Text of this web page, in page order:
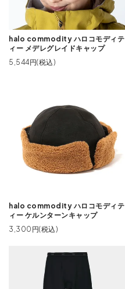
halo commodity ハロコモディテ
ィー メデレグレイドキャップ
5,544円(税込)
halo commodity ハロコモディテ
ィー ケルンターンキャップ
3,300円(税込)